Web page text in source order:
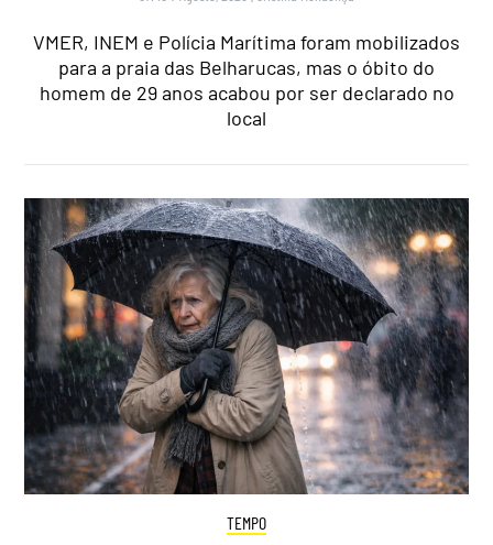
VMER, INEM e Polícia Marítima foram mobilizados
para a praia das Belharucas, mas o óbito do
homem de 29 anos acabou por ser declarado no
local
TEMPO